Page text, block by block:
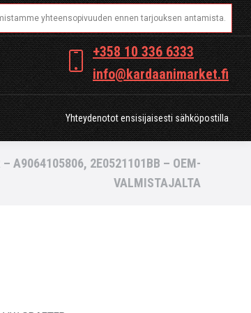
+358 10 336 6333
info@kardaanimarket.fi
Yhteydenotot ensisijaisesti sähköpostilla
– A9064105806, 2E0521101BB – OEM-
VALMISTAJALTA
ensisijaisesti sähköpostilla